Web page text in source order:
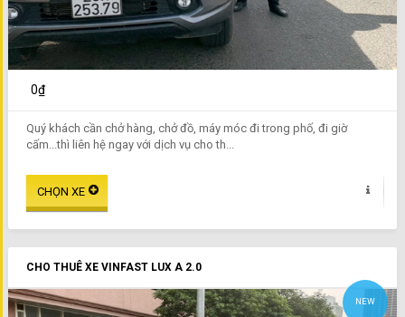
0₫
Quý khách cần chở hàng, chở đồ, máy móc đi trong phố, đi giờ
cấm...thì liên hệ ngay với dịch vụ cho th...
CHO THUÊ XE VINFAST LUX A 2.0
NEW